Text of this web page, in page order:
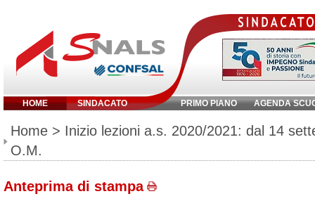
HOME SINDACATO PRIMO PIANO AGENDA
Inserisci parola chiave:
Home > Inizio lezioni a.s. 2020/2021: dal 14
O.M.
Anteprima di stampa